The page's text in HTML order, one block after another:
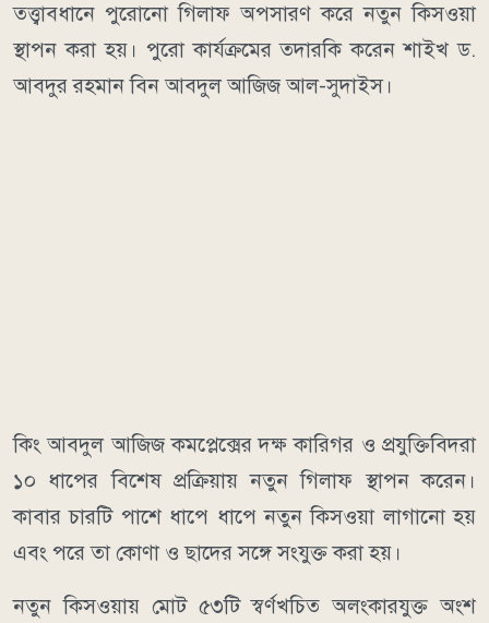
তত্ত্বাবধানে পুরোনো গিলাফ অপসারণ করে নতুন কিসওয়া
স্থাপন করা হয়। পুরো কার্যক্রমের তদারকি করেন শাইখ ড.
আবদুর রহমান বিন আবদুল আজিজ আল-সুদাইস।
কিং আবদুল আজিজ কমপ্লেক্সের দক্ষ কারিগর ও প্রযুক্তিবিদরা
১০ ধাপের বিশেষ প্রক্রিয়ায় নতুন গিলাফ স্থাপন করেন।
কাবার চারটি পাশে ধাপে ধাপে নতুন কিসওয়া লাগানো হয়
এবং পরে তা কোণা ও ছাদের সঙ্গে সংযুক্ত করা হয়।
নতুন কিসওয়ায় মোট ৫৩টি স্বর্ণখচিত অলংকারযুক্ত অংশ